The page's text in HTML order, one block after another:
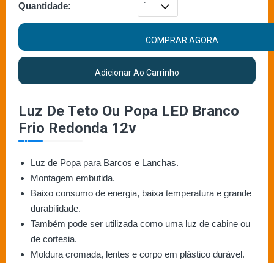
Quantidade:
COMPRAR AGORA
Adicionar Ao Carrinho
Luz De Teto Ou Popa LED Branco
Frio Redonda 12v
Luz de Popa para Barcos e Lanchas.
Montagem embutida.
Baixo consumo de energia, baixa temperatura e grande
durabilidade.
Também pode ser utilizada como uma luz de cabine ou
de cortesia.
Moldura cromada, lentes e corpo em plástico durável.